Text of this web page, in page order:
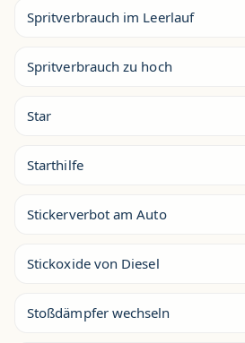
Spritverbrauch im Leerlauf
Spritverbrauch zu hoch
Star
Starthilfe
Stickerverbot am Auto
Stickoxide von Diesel
Stoßdämpfer wechseln